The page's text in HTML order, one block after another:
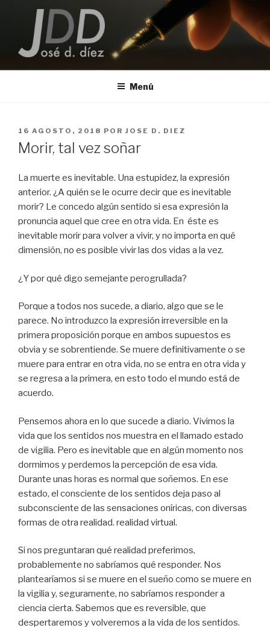
contenido
JOSE D. DIEZ
Menú
PUBLICADO
EL
16 AGOSTO, 2018 POR JOSE D. DIEZ
Morir, tal vez soñar
La muerte es inevitable. Una estupidez, la expresión
anterior. ¿A quién se le ocurre decir que es inevitable
morir? Le concedo algún sentido si esa expresión la
pronuncia aquel que cree en otra vida. En éste es
inevitable morir para volver a vivir, y no importa en qué
dimensión, no es posible vivir las dos vidas a la vez.
¿Y por qué digo semejante perogrullada?
Porque a todos nos sucede, a diario, algo que se le
parece. No introduzco la expresión irreversible en la
primera proposición porque en ambos supuestos es
obvia y se sobrentiende. Se muere definitivamente o se
muere para entrar en otra vida, no se entra en otra vida y
se regresa a la primera, en esto todo el mundo está de
acuerdo.
Pensemos ahora en lo que sucede a diario. Vivimos la
vida que los sentidos nos muestra en el llamado estado
de vigilia. Pero es inevitable que en algún momento nos
dormimos y perdemos la percepción de esa vida.
Durante unas horas es normal que soñemos. En ese
estado, el consciente de los sentidos deja paso al
subconsciente de las sensaciones oníricas, con diversas
formas de otra realidad. realidad virtual.
Si nos preguntaran qué realidad preferimos,
probablemente no sabríamos qué responder. Nos
plantearíamos si se muere en el sueño como se muere en
la vigilia y, seguramente, no sabríamos responder a
ciencia cierta. Sabemos que es reversible, que
despertaremos y volveremos a la vida de los sentidos.